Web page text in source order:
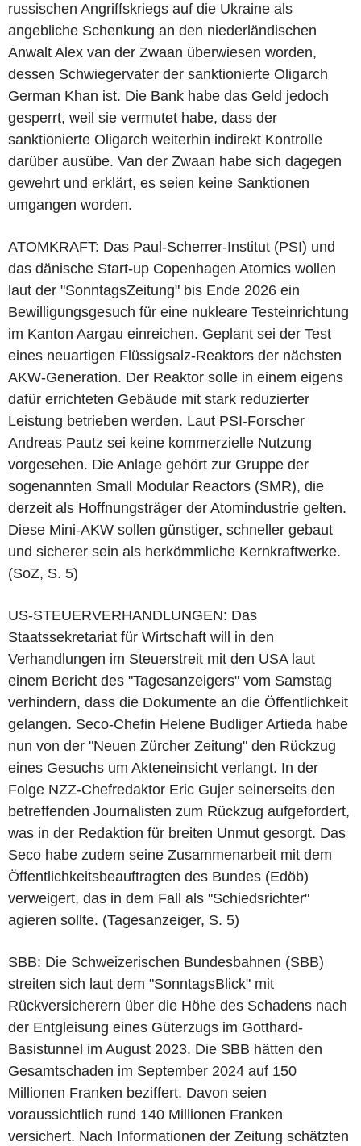
russischen Angriffskriegs auf die Ukraine als
angebliche Schenkung an den niederländischen
Anwalt Alex van der Zwaan überwiesen worden,
dessen Schwiegervater der sanktionierte Oligarch
German Khan ist. Die Bank habe das Geld jedoch
gesperrt, weil sie vermutet habe, dass der
sanktionierte Oligarch weiterhin indirekt Kontrolle
darüber ausübe. Van der Zwaan habe sich dagegen
gewehrt und erklärt, es seien keine Sanktionen
umgangen worden.
ATOMKRAFT: Das Paul-Scherrer-Institut (PSI) und
das dänische Start-up Copenhagen Atomics wollen
laut der "SonntagsZeitung" bis Ende 2026 ein
Bewilligungsgesuch für eine nukleare Testeinrichtung
im Kanton Aargau einreichen. Geplant sei der Test
eines neuartigen Flüssigsalz-Reaktors der nächsten
AKW-Generation. Der Reaktor solle in einem eigens
dafür errichteten Gebäude mit stark reduzierter
Leistung betrieben werden. Laut PSI-Forscher
Andreas Pautz sei keine kommerzielle Nutzung
vorgesehen. Die Anlage gehört zur Gruppe der
sogenannten Small Modular Reactors (SMR), die
derzeit als Hoffnungsträger der Atomindustrie gelten.
Diese Mini-AKW sollen günstiger, schneller gebaut
und sicherer sein als herkömmliche Kernkraftwerke.
(SoZ, S. 5)
US-STEUERVERHANDLUNGEN: Das
Staatssekretariat für Wirtschaft will in den
Verhandlungen im Steuerstreit mit den USA laut
einem Bericht des "Tagesanzeigers" vom Samstag
verhindern, dass die Dokumente an die Öffentlichkeit
gelangen. Seco-Chefin Helene Budliger Artieda habe
nun von der "Neuen Zürcher Zeitung" den Rückzug
eines Gesuchs um Akteneinsicht verlangt. In der
Folge NZZ-Chefredaktor Eric Gujer seinerseits den
betreffenden Journalisten zum Rückzug aufgefordert,
was in der Redaktion für breiten Unmut gesorgt. Das
Seco habe zudem seine Zusammenarbeit mit dem
Öffentlichkeitsbeauftragten des Bundes (Edöb)
verweigert, das in dem Fall als "Schiedsrichter"
agieren sollte. (Tagesanzeiger, S. 5)
SBB: Die Schweizerischen Bundesbahnen (SBB)
streiten sich laut dem "SonntagsBlick" mit
Rückversicherern über die Höhe des Schadens nach
der Entgleisung eines Güterzugs im Gotthard-
Basistunnel im August 2023. Die SBB hätten den
Gesamtschaden im September 2024 auf 150
Millionen Franken beziffert. Davon seien
voraussichtlich rund 140 Millionen Franken
versichert. Nach Informationen der Zeitung schätzten